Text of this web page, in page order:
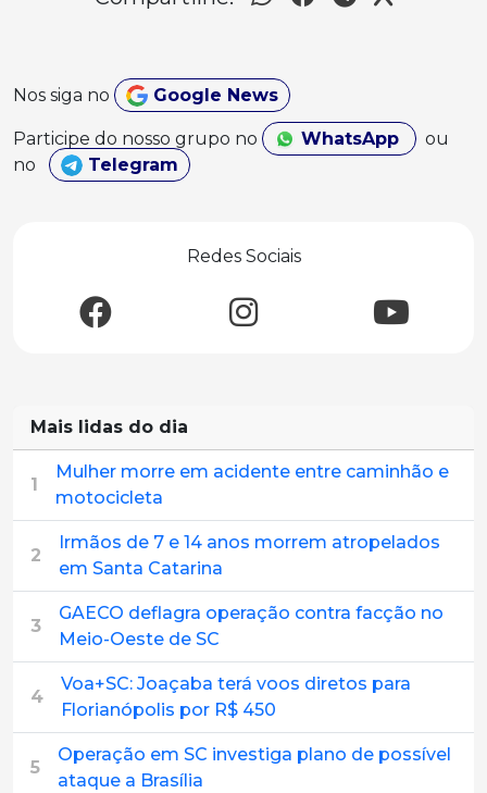
Nos siga no Google News
Participe do nosso grupo no WhatsApp
ou
no
Telegram
Redes Sociais
Mais lidas do dia
1
Mulher morre em acidente entre caminhão e
motocicleta
2
Irmãos de 7 e 14 anos morrem atropelados
em Santa Catarina
3
GAECO deflagra operação contra facção no
Meio-Oeste de SC
4
Voa+SC: Joaçaba terá voos diretos para
Florianópolis por R$ 450
5
Operação em SC investiga plano de possível
ataque a Brasília